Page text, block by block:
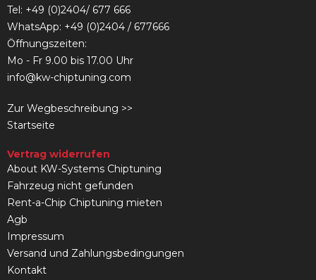
Tel: +49 (0)2404/ 677 666
WhatsApp: +49 (0)2404 / 677666
Öffnungszeiten:
Mo - Fr 9.00 bis 17.00 Uhr
info@kw-chiptuning.com
Zur Wegbeschreibung >>
Startseite
Vertrag widerrufen
About KW-Systems Chiptuning
Fahrzeug nicht gefunden
Rent-a-Chip Chiptuning mieten
Agb
Impressum
Versand und Zahlungsbedingungen
Kontakt